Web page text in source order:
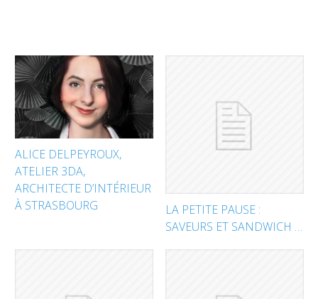
ALICE DELPEYROUX,
ATELIER 3DA,
ARCHITECTE D’INTÉRIEUR
À STRASBOURG
LA PETITE PAUSE :
SAVEURS ET SANDWICH …